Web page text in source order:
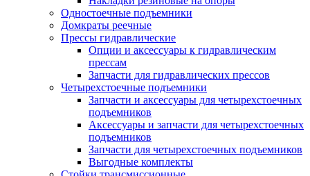
Одностоечные подъемники
Домкраты реечные
Прессы гидравлические
Опции и аксессуары к гидравлическим
прессам
Запчасти для гидравлических прессов
Четырехстоечные подъемники
Запчасти и аксессуары для четырехстоечных
подъемников
Аксессуары и запчасти для четырехстоечных
подъемников
Запчасти для четырехстоечных подъемников
Выгодные комплекты